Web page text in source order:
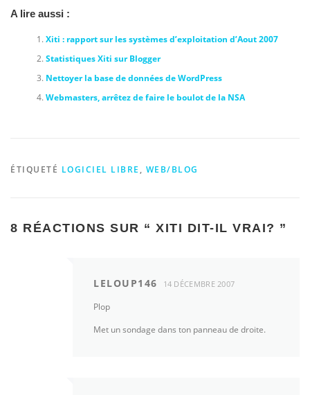
A lire aussi :
Xiti : rapport sur les systèmes d’exploitation d’Aout 2007
Statistiques Xiti sur Blogger
Nettoyer la base de données de WordPress
Webmasters, arrêtez de faire le boulot de la NSA
ÉTIQUETÉ LOGICIEL LIBRE , WEB/BLOG
8 RÉACTIONS SUR “ XITI DIT-IL VRAI? ”
LELOUP146 14 DÉCEMBRE 2007
Plop
Met un sondage dans ton panneau de droite.